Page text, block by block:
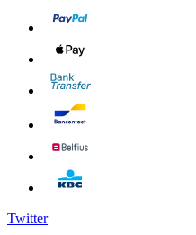
Twitter